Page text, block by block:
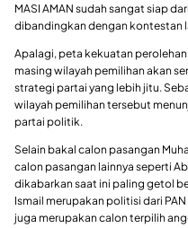
MASI AMAN sudah sangat siap
dibandingkan dengan kontestan
Apalagi, peta kekuatan
masing wilayah pemilihan akan
strategi partai yang lebih jitu.
wilayah pemilihan tersebut
partai politik.
Selain bakal calon pasangan
calon pasangan lainnya seperti
dikabarkan saat ini paling getol
Ismail merupakan politisi dari
juga merupakan calon terpilih